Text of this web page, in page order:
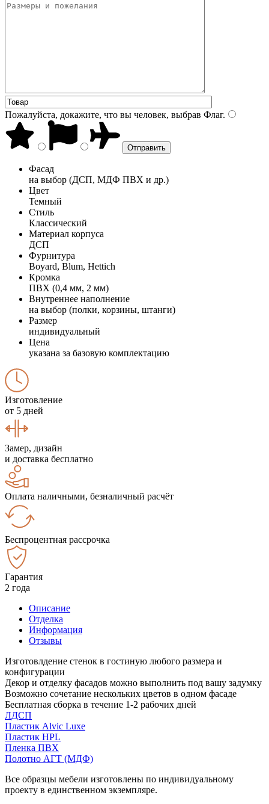
Пожалуйста, докажите, что вы человек, выбрав Флаг.
Фасад
на выбор (ДСП, МДФ ПВХ и др.)
Цвет
Темный
Стиль
Классический
Материал корпуса
ДСП
Фурнитура
Boyard, Blum, Hettich
Кромка
ПВХ (0,4 мм, 2 мм)
Внутреннее наполнение
на выбор (полки, корзины, штанги)
Размер
индивидуальный
Цена
указана за базовую комплектацию
Изготовление
от 5 дней
Замер, дизайн
и доставка бесплатно
Оплата наличными, безналичный расчёт
Беспроцентная рассрочка
Гарантия
2 года
Описание
Отделка
Информация
Отзывы
Изготовлдение стенок в гостиную любого размера и
конфигурации
Декор и отделку фасадов можно выполнить под вашу задумку
Возможно сочетание нескольких цветов в одном фасаде
Бесплатная сборка в течение 1-2 рабочих дней
ЛДСП
Пластик Alvic Luxe
Пластик HPL
Пленка ПВХ
Полотно АГТ (МДФ)
Все образцы мебели изготовлены по индивидуальному
проекту в единственном экземпляре.